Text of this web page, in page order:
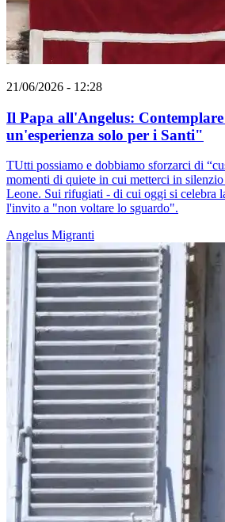
21/06/2026 - 12:28
Il Papa all'Angelus:
un'esperienza solo per i Santi"
TUtti possiamo e dobbiamo sforzarci di
momenti di quiete in cui metterci in
Leone. Sui rifugiati - di cui oggi si celebra
l'invito a "non voltare lo sguardo".
Angelus Migranti